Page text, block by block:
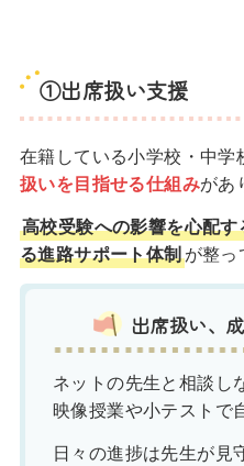
①出席扱い支援
在籍している小学校・中学
扱いを目指せる仕組みがあ
高校受験への影響を心配
る進路サポート体制が整っ
出席扱い、
ネットの先生と相談し
映像授業や小テストで
日々の進捗は先生が見